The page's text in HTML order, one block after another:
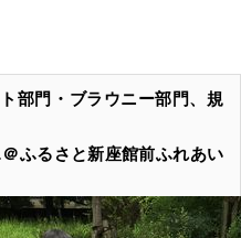
部門・ブラウニー部門、規
ふるさと新座館前ふれあい